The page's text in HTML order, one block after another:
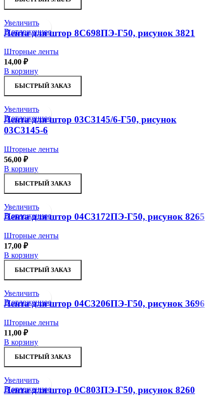
Увеличить
В отложенное
Лента для штор 8С698ПЭ-Г50, рисунок 3821
Шторные ленты
14,00 ₽
В корзину
БЫСТРЫЙ ЗАКАЗ
Увеличить
В отложенное
Лента для штор 03С3145/6-Г50, рисунок
03С3145-6
Шторные ленты
56,00 ₽
В корзину
БЫСТРЫЙ ЗАКАЗ
Увеличить
В отложенное
Лента для штор 04С3172ПЭ-Г50, рисунок 8265
Шторные ленты
17,00 ₽
В корзину
БЫСТРЫЙ ЗАКАЗ
Увеличить
В отложенное
Лента для штор 04С3206ПЭ-Г50, рисунок 3696
Шторные ленты
11,00 ₽
В корзину
БЫСТРЫЙ ЗАКАЗ
Увеличить
В отложенное
Лента для штор 0С803ПЭ-Г50, рисунок 8260